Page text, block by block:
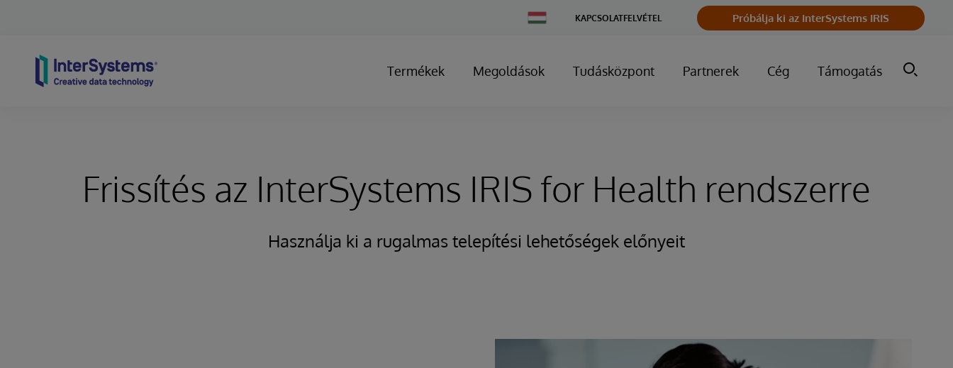
Change
Country
KAPCSOLATFELVÉTEL Próbálja ki az InterSystems IRIS
Termékek Megoldások Tudásközpont Partnerek Cég Támogatás
Frissítés az InterSystems IRIS for Health rendszerre
Használja ki a rugalmas telepítési lehetőségek előnyeit